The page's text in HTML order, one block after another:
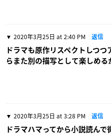
2020年3月25日 at 2:40 PM 返信
ドラマも原作リスペクトしつ
らまた別の描写として楽しめる
2020年3月25日 at 3:28 PM 返信
ドラマハマってから小説読ん